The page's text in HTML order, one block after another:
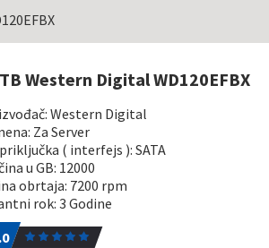
Western Digital WD120EFBX
Western Digital
Za Server
( interfejs ): SATA
u GB: 12000
obrtaja: 7200 rpm
rok: 3 Godine
1